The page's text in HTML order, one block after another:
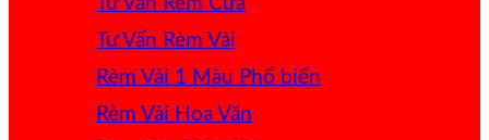
Tư Vấn Rèm Cửa
Tư Vấn Rèm Vải
Rèm Vải 1 Màu
Rèm Vải Hoa Văn